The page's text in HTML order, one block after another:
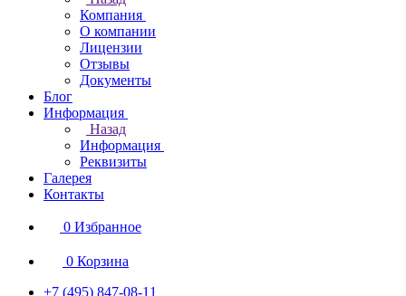
Компания
О компании
Лицензии
Отзывы
Документы
Блог
Информация
Назад
Информация
Реквизиты
Галерея
Контакты
0 Избранное
0 Корзина
+7 (495) 847-08-11